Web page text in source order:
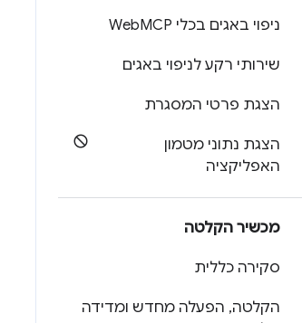
ניפוי באגים בכלי Web MCP
שירותי רקע לניפוי באגים
הצגת פרטי המסגרת
הצגת נתוני מטמון
האפליקציה
מכשיר הקלטה
סקירה כללית
הקלטה, הפעלה מחדש ומדידה